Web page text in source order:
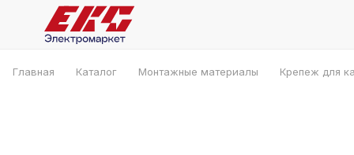
Главная Каталог Монтажные материалы Крепеж для